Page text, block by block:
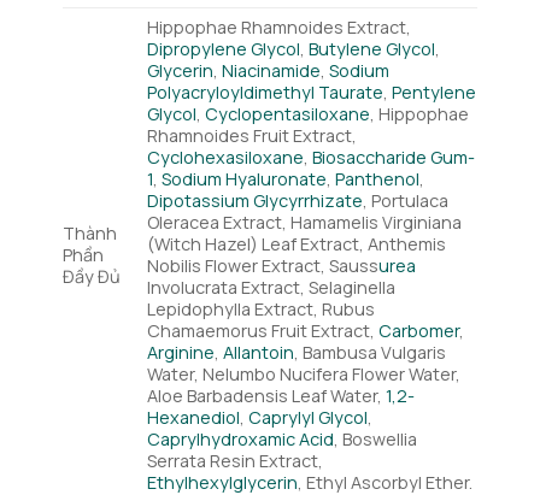
Thành
Phần
Đầy Đủ
Hippophae Rhamnoides Extract,
Dipropylene Glycol Butylene Glycol
Glycerin Niacinamide Sodium
Polyacryloyldimethyl Taurate Pentylene
Glycol Cyclopentasiloxane , Hippophae
Rhamnoides Fruit Extract,
Cyclohexasiloxane Biosaccharide Gum-
1 Sodium Hyaluronate Panthenol
Dipotassium Glycyrrhizate , Portulaca
Oleracea Extract, Hamamelis Virginiana
(Witch Hazel) Leaf Extract, Anthemis
Nobilis Flower Extract, Saussurea
Involucrata Extract, Selaginella
Lepidophylla Extract, Rubus
Chamaemorus Fruit Extract, Carbomer,
Arginine Allantoin , Bambusa Vulgaris
Water, Nelumbo Nucifera Flower Water,
Aloe Barbadensis Leaf Water, 1,2-
Hexanediol Caprylyl Glycol
Caprylhydroxamic Acid , Boswellia
Serrata Resin Extract,
Ethylhexylglycerin , Ethyl Ascorbyl Ether.